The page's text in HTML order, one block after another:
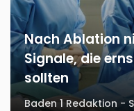
Nach Ablation
Signale, die
sollten
Baden 1 Redaktion -